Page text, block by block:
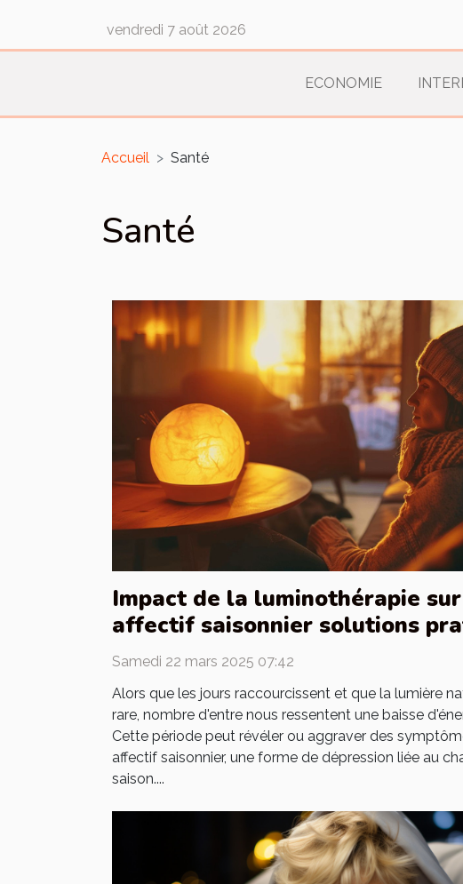
vendredi 7 août 2026
ECONOMIE
Accueil Santé
Santé
Impact de la luminothérapie
affectif saisonnier solutions
Samedi 22 mars 2025 07:42
Alors que les jours raccourcissent et que la lumière
rare, nombre d'entre nous ressentent une baisse
Cette période peut révéler ou aggraver des
affectif saisonnier, une forme de dépression liée au
saison....